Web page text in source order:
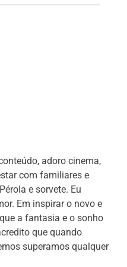
adoro cinema,
com familiares e
e sorvete. Eu
Em inspirar o novo e
a fantasia e o sonho
que quando
superamos qualquer